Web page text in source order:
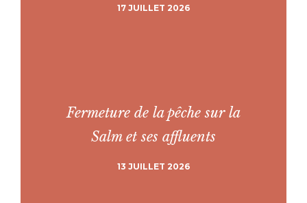
17 JUILLET 2026
Fermeture de la pêche sur la
Salm et ses affluents
13 JUILLET 2026